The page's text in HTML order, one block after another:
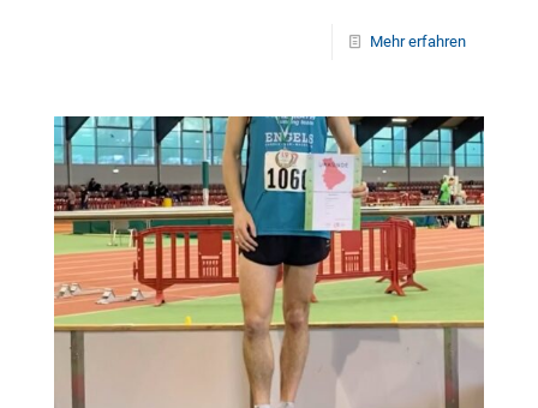
Mehr erfahren